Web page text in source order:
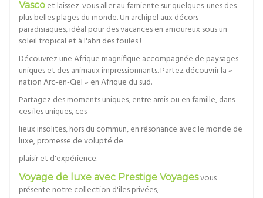
Vasco et laissez-vous aller au farniente sur quelques-unes des
plus belles plages du monde. Un archipel aux décors
paradisiaques, idéal pour des vacances en amoureux sous un
soleil tropical et à l'abri des foules !
Découvrez une Afrique magnifique accompagnée de paysages
uniques et des animaux impressionnants. Partez découvrir la «
nation Arc-en-Ciel » en Afrique du sud.
Partagez des moments uniques, entre amis ou en famille, dans
ces iles uniques, ces
lieux insolites, hors du commun, en résonance avec le monde de
luxe, promesse de volupté de
plaisir et d'expérience.
Voyage de luxe avec Prestige Voyagesvous
présente notre collection d'iles privées,